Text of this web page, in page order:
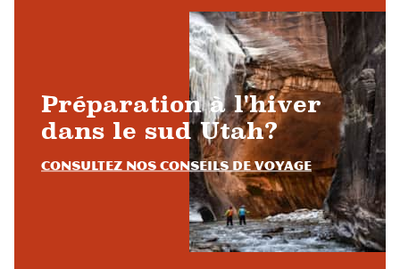
Préparation à l'hiver
dans le sud Utah?
Consultez nos conseils de voyage